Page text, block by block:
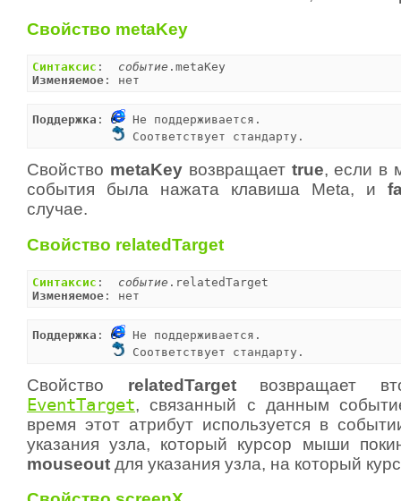
Свойство metaKey
Синтаксис : событие
Изменяемое : нет
Поддержка :
Не поддерживается.
Соответствует стандарту.
Свойство metaKeyвозвращает true, если в
события была нажата клавиша Meta, и
случае.
Свойство relatedTarget
Синтаксис : событие
Изменяемое : нет
Поддержка :
Не поддерживается.
Соответствует стандарту.
Свойство relatedTargetвозвращает
EventTarget, связанный с данным
время этот атрибут используется в
указания узла, который курсор мыши
mouseout для указания узла, на который